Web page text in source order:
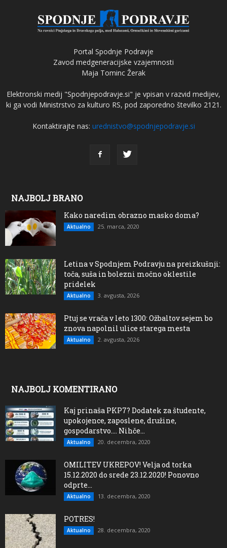
Portal Spodnje Podravje
Zavod medgeneracijske vzajemnosti
Maja Tominc Žerak
Elektronski medij "Spodnjepodravje.si" je vpisan v razvid medijev,
ki ga vodi Ministrstvo za kulturo RS, pod zaporedno številko 2121.
Kontaktirajte nas: urednistvo@spodnjepodravje.si
NAJBOLJ BRANO
Kako naredim obrazno masko doma?
Aktualno 25. marca, 2020
Letina v Spodnjem Podravju na preizkušnji:
toča, suša in bolezni močno oklestile
pridelek
Aktualno 3. avgusta, 2026
Ptuj se vrača v leto 1300: Ožbaltov sejem bo
znova napolnil ulice starega mesta
Aktualno 2. avgusta, 2026
NAJBOLJ KOMENTIRANO
Kaj prinaša PKP7? Dodatek za študente,
upokojence, zaposlene, družine,
gospodarstvo…. Nihče...
Aktualno 20. decembra, 2020
OMILITEV UKREPOV! Velja od torka
15.12.2020 do srede 23.12.2020! Ponovno
odprte...
Aktualno 13. decembra, 2020
POTRES!
Aktualno 28. decembra, 2020